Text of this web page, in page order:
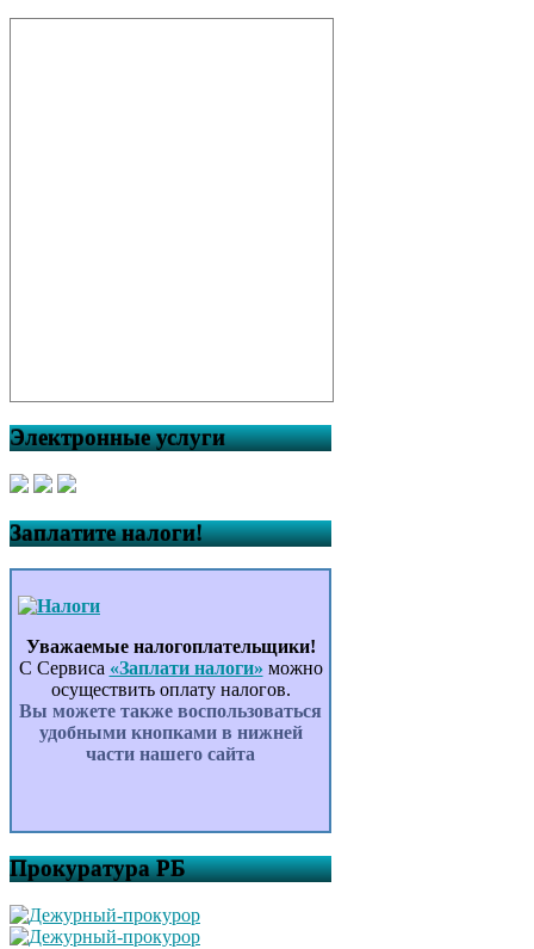
Электронные услуги
Заплатите налоги!
Уважаемые налогоплательщики!
С Сервиса «Заплати налоги» можно
осуществить оплату налогов.
Вы можете также воспользоваться
удобными кнопками в нижней
части нашего сайта
Прокуратура РБ